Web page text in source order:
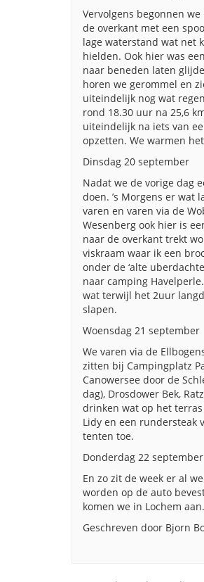
Vervolgens begonnen
de overkant met een
lage waterstand wat net
hielden. Ook hier was
naar beneden laten
horen we gerommel en
uiteindelijk nog wat
rond 18.30 uur na 25,6
uiteindelijk na iets van
opzetten. We warmen
Dinsdag 20 september
Nadat we de vorige dag
doen. ’s Morgens er
varen en varen via de
Wesenberg ook hier is
naar de overkant trekt
viskraam waar ik een
onder de ‘alte
naar camping
wat terwijl het 2uur
slapen.
Woensdag 21 september
We varen via de
zitten bij Campingplatz
Canowersee door de
dag), Drosdower Bek,
drinken wat op het
Lidy en een rundersteak
tenten toe.
Donderdag 22 september
En zo zit de week er al
worden op de auto
komen we in Lochem aan.
Geschreven door Bjorn